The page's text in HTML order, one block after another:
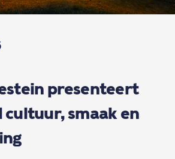
presenteert
cultuur, smaak en